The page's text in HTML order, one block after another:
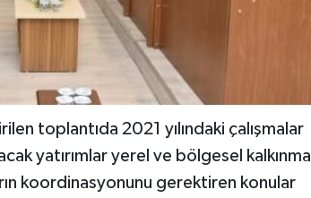
toplantıda 2021 yılındaki çalışmalar
yatırımlar yerel ve bölgesel kalkınma
koordinasyonunu gerektiren konular